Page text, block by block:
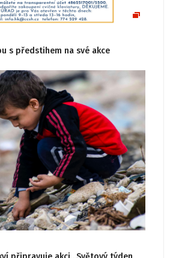
s předstihem na své akce